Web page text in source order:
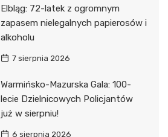
Elbląg: 72-latek z ogromnym
zapasem nielegalnych papierosów i
alkoholu
7 sierpnia 2026
Warmińsko-Mazurska Gala: 100-
lecie Dzielnicowych Policjantów
już w sierpniu!
6 sierpnia 2026